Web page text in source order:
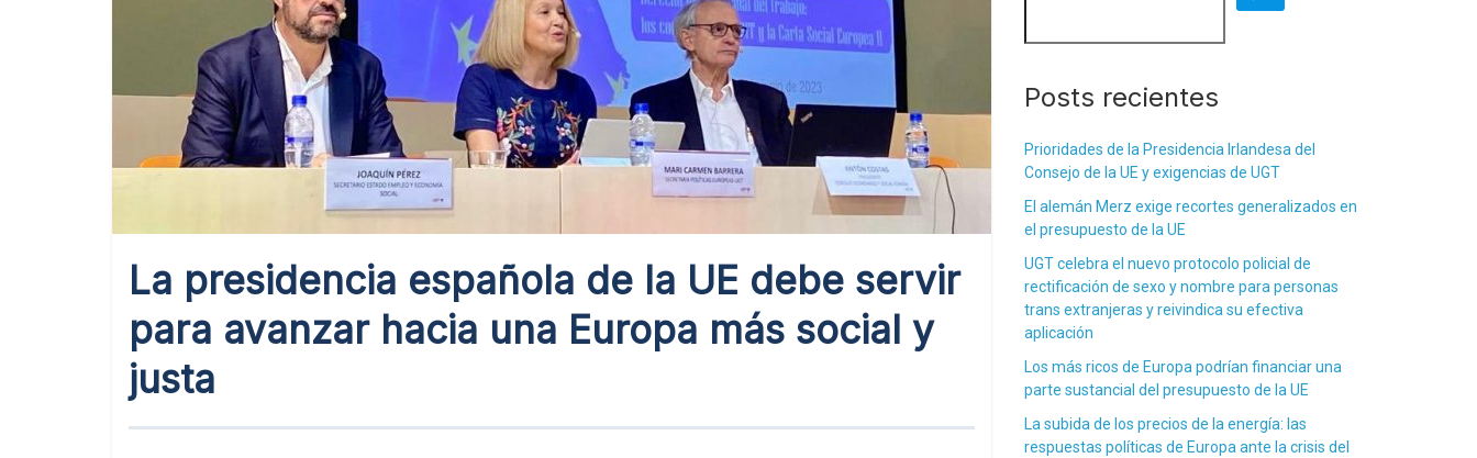
La presidencia española de la UE debe servir
para avanzar hacia una Europa más social y
justa
Posts recientes
Prioridades de la Presidencia Irlandesa del
Consejo de la UE y exigencias de UGT
El alemán Merz exige recortes generalizados en
el presupuesto de la UE
UGT celebra el nuevo protocolo policial de
rectificación de sexo y nombre para personas
trans extranjeras y reivindica su efectiva
aplicación
Los más ricos de Europa podrían financiar una
parte sustancial del presupuesto de la UE
La subida de los precios de la energía: las
respuestas políticas de Europa ante la crisis del